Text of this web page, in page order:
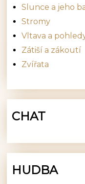
Slunce a jeho
Stromy
Vltava a
Zátiší a zákoutí
Zvířata
CHAT
HUDBA